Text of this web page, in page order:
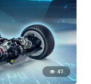
47